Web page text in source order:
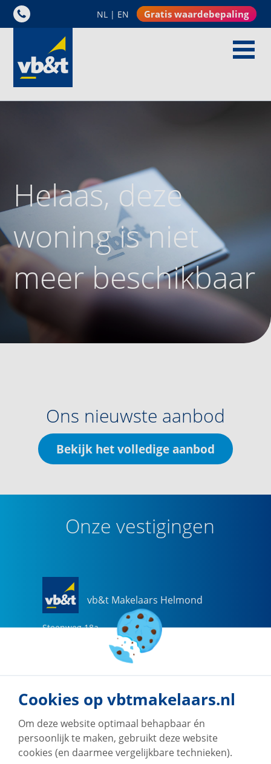
NL | EN Gratis waardebepaling
Helaas, deze
woning is niet
meer beschikbaar
Ons nieuwste aanbod
Bekijk het volledige aanbod
Onze vestigingen
vb&t Makelaars Helmond
Steenweg 18a
helmond@vbtmakelaars.nl
Naar vestiging
Cookies op vbtmakelaars.nl
Om deze website optimaal behapbaar én
persoonlijk te maken, gebruikt deze website
cookies (en daarmee vergelijkbare technieken).